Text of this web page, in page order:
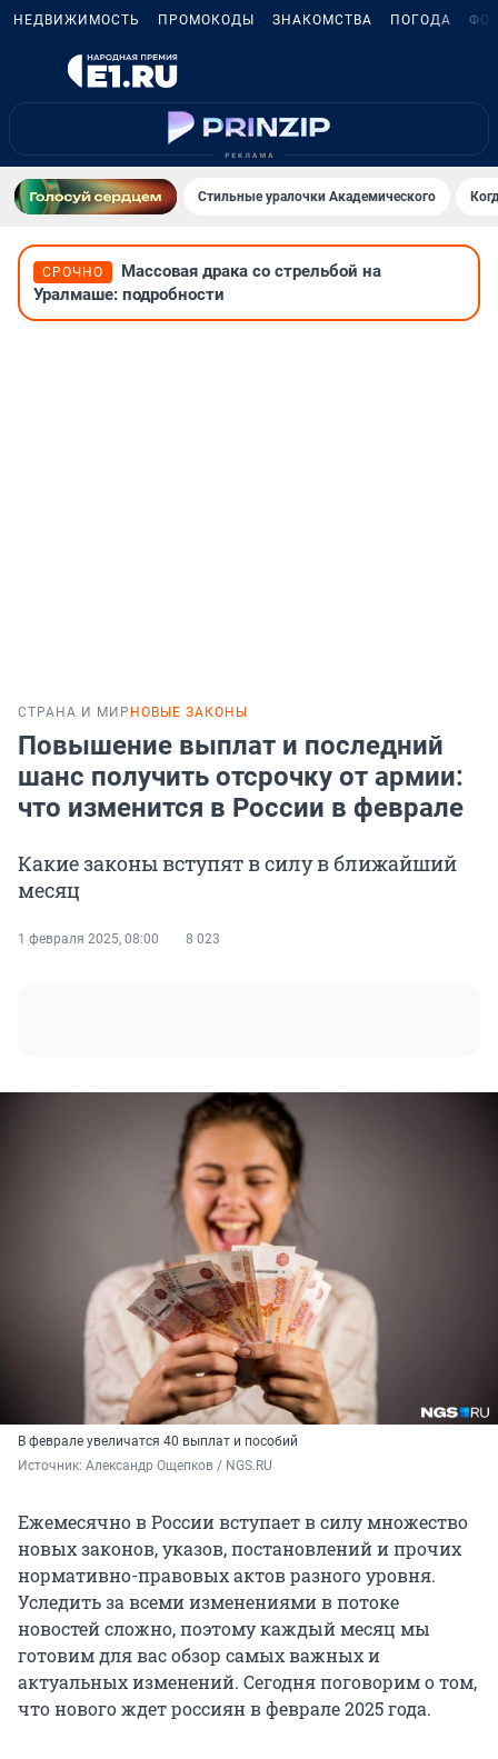
НЕДВИЖИМОСТЬ ПРОМОКОДЫ ЗНАКОМСТВА ПОГОДА
Стильные уралочки Академического
СРОЧНО
Массовая драка со стрельбой на
Уралмаше: подробности
СТРАНА И МИР НОВЫЕ ЗАКОНЫ
Повышение выплат и последний
шанс получить отсрочку от армии:
что изменится в России в феврале
Какие законы вступят в силу в ближайший
месяц
1 февраля 2025, 08:00 8 023
В феврале увеличатся 40 выплат и пособий
Источник: Александр Ощепков / NGS.RU
Ежемесячно в России вступает в силу множество
новых законов, указов, постановлений и прочих
нормативно-правовых актов разного уровня.
Уследить за всеми изменениями в потоке
новостей сложно, поэтому каждый месяц мы
готовим для вас обзор самых важных и
актуальных изменений. Сегодня поговорим о том,
что нового ждет россиян в феврале 2025 года.